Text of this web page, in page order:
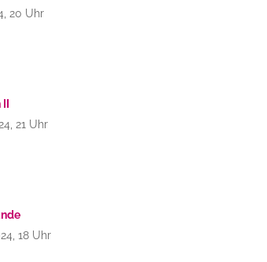
20 Uhr
21 Uhr
18 Uhr